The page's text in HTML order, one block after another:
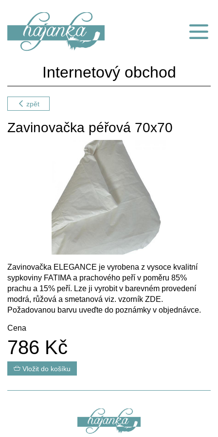
Internetový obchod
zpět
Zavinovačka péřová 70x70
Zavinovačka ELEGANCE je vyrobena z vysoce kvalitní
sypkoviny FATIMA a prachového peří v poměru 85%
prachu a 15% peří. Lze ji vyrobit v barevném provedení
modrá, růžová a smetanová viz. vzorník ZDE.
Požadovanou barvu uveďte do poznámky v objednávce.
Cena
786 Kč
Vložit do košíku